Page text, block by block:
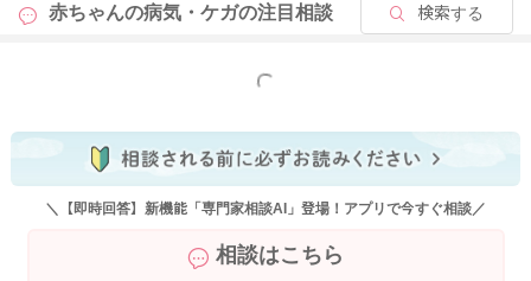
夜間であっても、ぶつけたエピソードが48時間以内にあれば、
赤ちゃんの病気・ケガの注目相談 検索する
もっと見る
＼【即時回答】新機能「専門家相談AI」登場！アプリで今すぐ相談／
相談はこちら